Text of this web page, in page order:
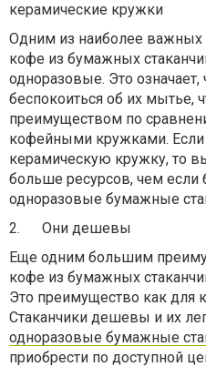
керамические кружки
Одним из наиболее важных
кофе из бумажных
одноразовые. Это
беспокоиться об их мытье,
преимуществом по
кофейными кружками. Если
керамическую кружку, то
больше ресурсов, чем
одноразовые бумажные
2.
Они дешевы
Еще одним большим
кофе из бумажных
Это преимущество как для
Стаканчики дешевы и их
одноразовые бумажные
приобрести по доступной